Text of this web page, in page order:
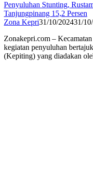
Penyuluhan Stunting,
Tanjungpinang 15,2 Persen
Zona Kepri31/10/202431/
Zonakepri.com –
kegiatan penyuluhan
(Kepiting) yang diadakan